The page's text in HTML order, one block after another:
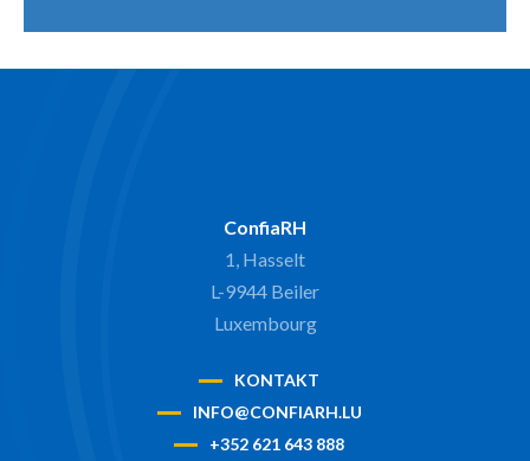
ConfiaRH
1, Hasselt
L-9944 Beiler
Luxembourg
KONTAKT
INFO@CONFIARH.LU
+352 621 643 888